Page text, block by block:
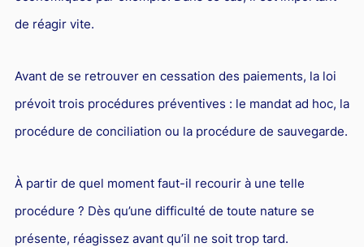
de réagir vite.
Avant de se retrouver en cessation des paiements, la loi
prévoit trois procédures préventives : le mandat ad hoc, la
procédure de conciliation ou la procédure de sauvegarde.
À partir de quel moment faut-il recourir à une telle
procédure ? Dès qu’une difficulté de toute nature se
présente, réagissez avant qu’il ne soit trop tard.